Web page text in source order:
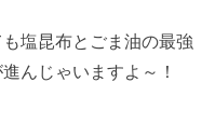
塩昆布とごま油の最強
んじゃいますよ～！